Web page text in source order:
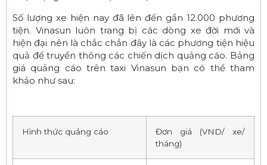
Số lượng xe hiện nay đã lên đến gần 12.000 phương
tiện. Vinasun luôn trang bị các dòng xe đời mới và
hiện đại nên là chắc chắn đây là các phương tiện hiệu
quả để truyền thông các chiến dịch quảng cáo. Bảng
giá quảng cáo trên taxi Vinasun bạn có thể tham
khảo như sau:
Hình thức quảng cáo
Đơn giá (VND/ xe/
tháng)